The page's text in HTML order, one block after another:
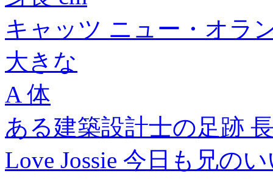
キャッツ ニュー・オラ
大きな
A 体
ある建築設計士の足跡
Love Jossie 今日も兄の